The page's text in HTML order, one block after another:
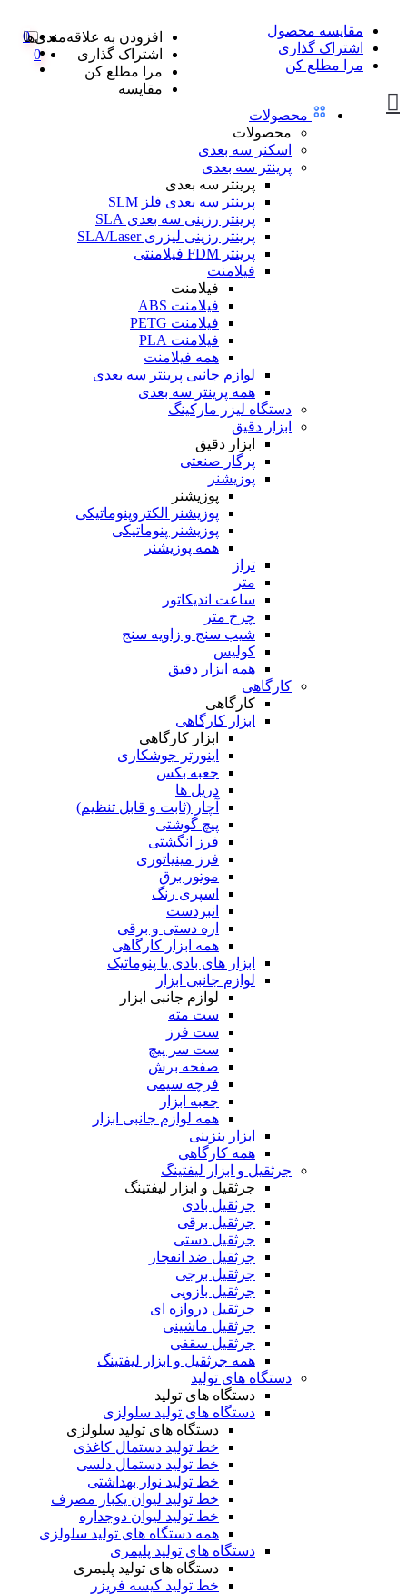
مقایسه محصول
اشتراک گذاری
مرا مطلع کن
0
0
محصولات
محصولات
اسکنر سه بعدی
پرینتر سه بعدی
پرینتر سه بعدی
پرینتر سه بعدی فلز SLM
پرینتر رزینی سه بعدی SLA
پرینتر رزینی لیزری SLA/Laser
پرینتر FDM فیلامنتی
فیلامنت
فیلامنت
فیلامنت ABS
فیلامنت PETG
فیلامنت PLA
همه فیلامنت
لوازم جانبی پرینتر سه بعدی
همه پرینتر سه بعدی
دستگاه لیزر مارکینگ
ابزار دقیق
ابزار دقیق
پرگار صنعتی
پوزیشنر
پوزیشنر
پوزیشنر الکتروپنوماتیکی
پوزیشنر پنوماتیکی
همه پوزیشنر
تراز
متر
ساعت اندیکاتور
چرخ متر
شیب سنج و زاویه سنج
کولیس
همه ابزار دقیق
کارگاهی
کارگاهی
ابزار کارگاهی
ابزار کارگاهی
اینورتر جوشکاری
جعبه بکس
دریل ها
آچار (ثابت و قابل تنظیم)
پیچ گوشتی
فرز انگشتی
فرز مینیاتوری
موتور برق
اسپری رنگ
انبردست
اره دستی و برقی
همه ابزار کارگاهی
ابزار های بادی یا پنوماتیک
لوازم جانبی ابزار
لوازم جانبی ابزار
ست مته
ست فرز
ست سر پیچ
صفحه برش
فرچه سیمی
جعبه ابزار
همه لوازم جانبی ابزار
ابزار بنزینی
همه کارگاهی
جرثقیل و ابزار لیفتینگ
جرثقیل و ابزار لیفتینگ
جرثقیل بادی
جرثقیل برقی
جرثقیل دستی
جرثقیل ضد انفجار
جرثقیل برجی
جرثقیل بازویی
جرثقیل دروازه ای
جرثقیل ماشینی
جرثقیل سقفی
همه جرثقیل و ابزار لیفتینگ
دستگاه های تولید
دستگاه های تولید
دستگاه های تولید سلولزی
دستگاه های تولید سلولزی
خط تولید دستمال کاغذی
خط تولید دستمال دلسی
خط تولید نوار بهداشتی
خط تولید لیوان یکبار مصرف
خط تولید لیوان دوجداره
همه دستگاه های تولید سلولزی
دستگاه های تولید پلیمری
دستگاه های تولید پلیمری
خط تولید کیسه فریزر
افزودن به علاقه‌مندی‌ها
اشتراک گذاری
مرا مطلع کن
مقایسه